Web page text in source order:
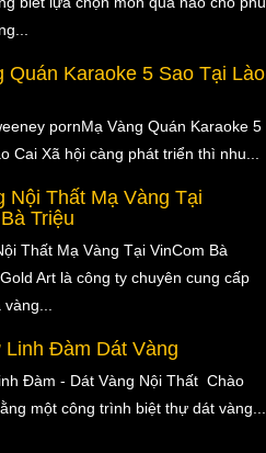
Quán Karaoke 5 Sao Tại Lào
pornMạ Vàng Quán Karaoke 5
Cai Xã hội càng phát triển thì nhu...
Nội Thất Mạ Vàng Tại
Triệu
Thất Mạ Vàng Tại VinCom Bà
Art là công ty chuyên cung cấp
Linh Đàm Dát Vàng
Đàm - Dát Vàng Nội Thất Chào
một công trình biệt thự dát vàng...